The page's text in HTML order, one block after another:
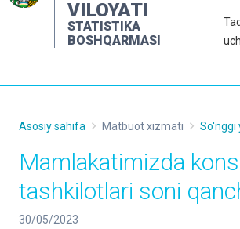
VILOYATI
STATISTIKA
BOSHQARMASI
INTERAKTIV XIZMATLAR
MATBUOT XIZMATI
KONTAKTLAR
Asosiy sahifa Matbuot xizmati So'nggi
Mamlakatimizda
tashkilotlari soni
30/05/2023